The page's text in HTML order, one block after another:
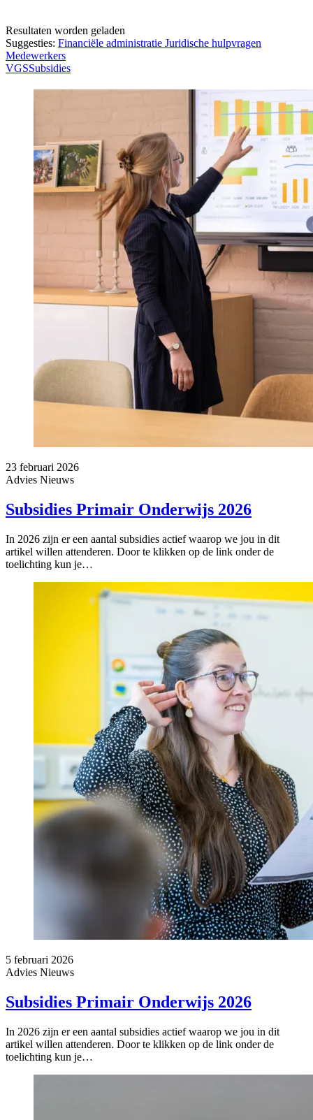
Resultaten worden geladen
Suggesties: Financiële administratie Juridische hulpvragen
Medewerkers
VGSSubsidies
23 februari 2026
Advies Nieuws
Subsidies Primair Onderwijs 2026
In 2026 zijn er een aantal subsidies actief waarop we jou in dit
artikel willen attenderen. Door te klikken op de link onder de
toelichting kun je…
5 februari 2026
Advies Nieuws
Subsidies Primair Onderwijs 2026
In 2026 zijn er een aantal subsidies actief waarop we jou in dit
artikel willen attenderen. Door te klikken op de link onder de
toelichting kun je…